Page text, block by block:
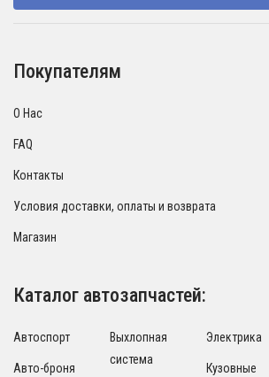
Покупателям
О Нас
FAQ
Контакты
Условия доставки, оплаты и возврата
Магазин
Каталог автозапчастей:
Автоспорт
Авто-броня
Выхлопная
система
Электрика
Кузовные